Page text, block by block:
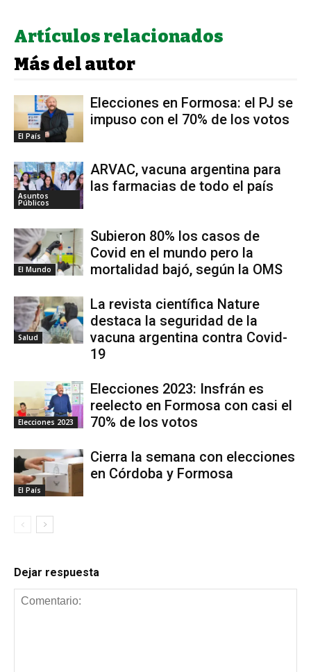
Artículos relacionados
Más del autor
El País
Elecciones en Formosa: el PJ se
impuso con el 70% de los votos
Asuntos
Públicos
ARVAC, vacuna argentina para
las farmacias de todo el país
El Mundo
Subieron 80% los casos de
Covid en el mundo pero la
mortalidad bajó, según la OMS
Salud
La revista científica Nature
destaca la seguridad de la
vacuna argentina contra Covid-
19
Elecciones 2023
Elecciones 2023: Insfrán es
reelecto en Formosa con casi el
70% de los votos
El País
Cierra la semana con elecciones
en Córdoba y Formosa
Dejar respuesta